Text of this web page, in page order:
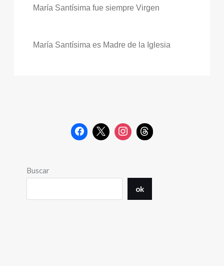
María Santísima fue siempre Virgen
María Santísima es Madre de la Iglesia
Buscar
ok